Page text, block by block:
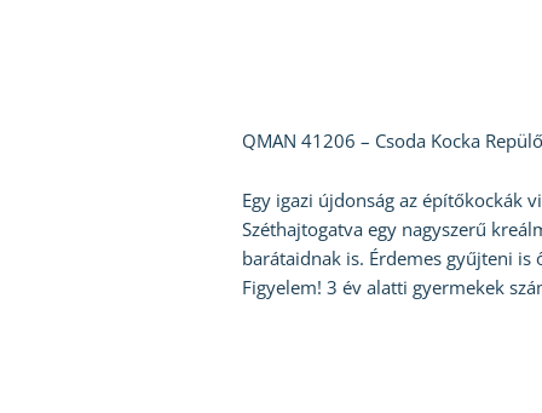
QMAN 41206 – Csoda Kocka
Egy igazi újdonság az építőkockák
Széthajtogatva egy nagyszerű
barátaidnak is. Érdemes gyűjteni is
Figyelem! 3 év alatti gyermekek